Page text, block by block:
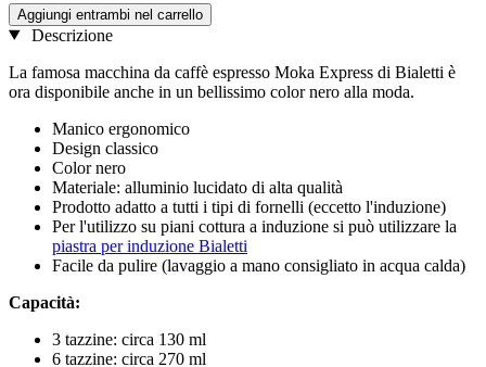
Aggiungi entrambi nel carrello
Descrizione
La famosa macchina da caffè espresso Moka Express di Bialetti è
ora disponibile anche in un bellissimo color nero alla moda.
Manico ergonomico
Design classico
Color nero
Materiale: alluminio lucidato di alta qualità
Prodotto adatto a tutti i tipi di fornelli (eccetto l'induzione)
Per l'utilizzo su piani cottura a induzione si può utilizzare la
piastra per induzione Bialetti
Facile da pulire (lavaggio a mano consigliato in acqua calda)
Capacità:
3 tazzine: circa 130 ml
6 tazzine: circa 270 ml